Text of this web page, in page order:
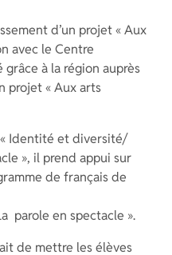
d’un projet « Aux
avec le Centre
à la région auprès
projet « Aux arts
Identité et diversité/
», il prend appui sur
de français de
parole en spectacle ».
de mettre les élèves